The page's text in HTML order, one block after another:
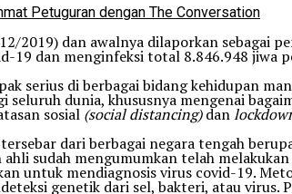
Petuguran dengan The Conversation
2019) dan awalnya dilaporkan
19 dan menginfeksi total 8.846.948 jiwa
serius di berbagai bidang kehidupan
dunia, khususnya mengenai
sosial (social distancing)dan
dari berbagai negara tengah
sudah mengumumkan telah
untuk mendiagnosis virus covid-19.
genetik dari sel, bakteri, atau